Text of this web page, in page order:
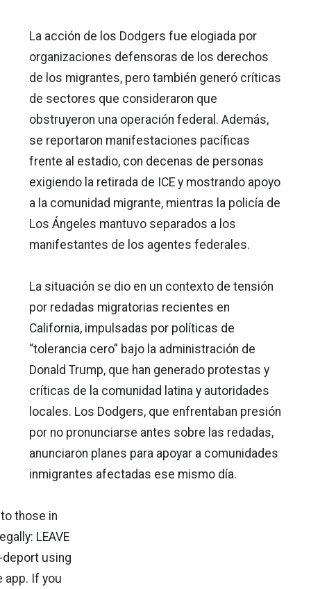
La acción de los Dodgers fue elogiada por
organizaciones defensoras de los derechos
de los migrantes, pero también generó críticas
de sectores que consideraron que
obstruyeron una operación federal. Además,
se reportaron manifestaciones pacíficas
frente al estadio, con decenas de personas
exigiendo la retirada de ICE y mostrando apoyo
a la comunidad migrante, mientras la policía de
Los Ángeles mantuvo separados a los
manifestantes de los agentes federales.
La situación se dio en un contexto de tensión
por redadas migratorias recientes en
California, impulsadas por políticas de
“tolerancia cero” bajo la administración de
Donald Trump, que han generado protestas y
críticas de la comunidad latina y autoridades
locales. Los Dodgers, que enfrentaban presión
por no pronunciarse antes sobre las redadas,
anunciaron planes para apoyar a comunidades
inmigrantes afectadas ese mismo día.
those in
LEAVE
deport using
app. If you